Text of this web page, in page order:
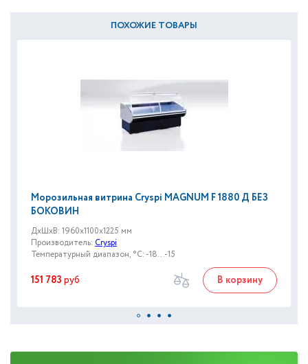
ПОХОЖИЕ ТОВАРЫ
Морозильная витрина Cryspi MAGNUM F 1880 Д БЕЗ
БОКОВИН
ДxШxВ: 1960x1100x1225 мм
Производитель: Cryspi
Температурный диапазон, °C: -18...-15
151 783 руб В корзину